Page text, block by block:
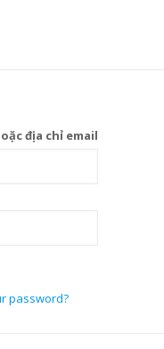
địa chỉ email
password?